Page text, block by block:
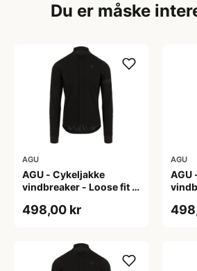
Du er måske
AGU
AGU - Cykeljakke
vindbreaker - Loose fit -
498,00 kr
AGU
AGU